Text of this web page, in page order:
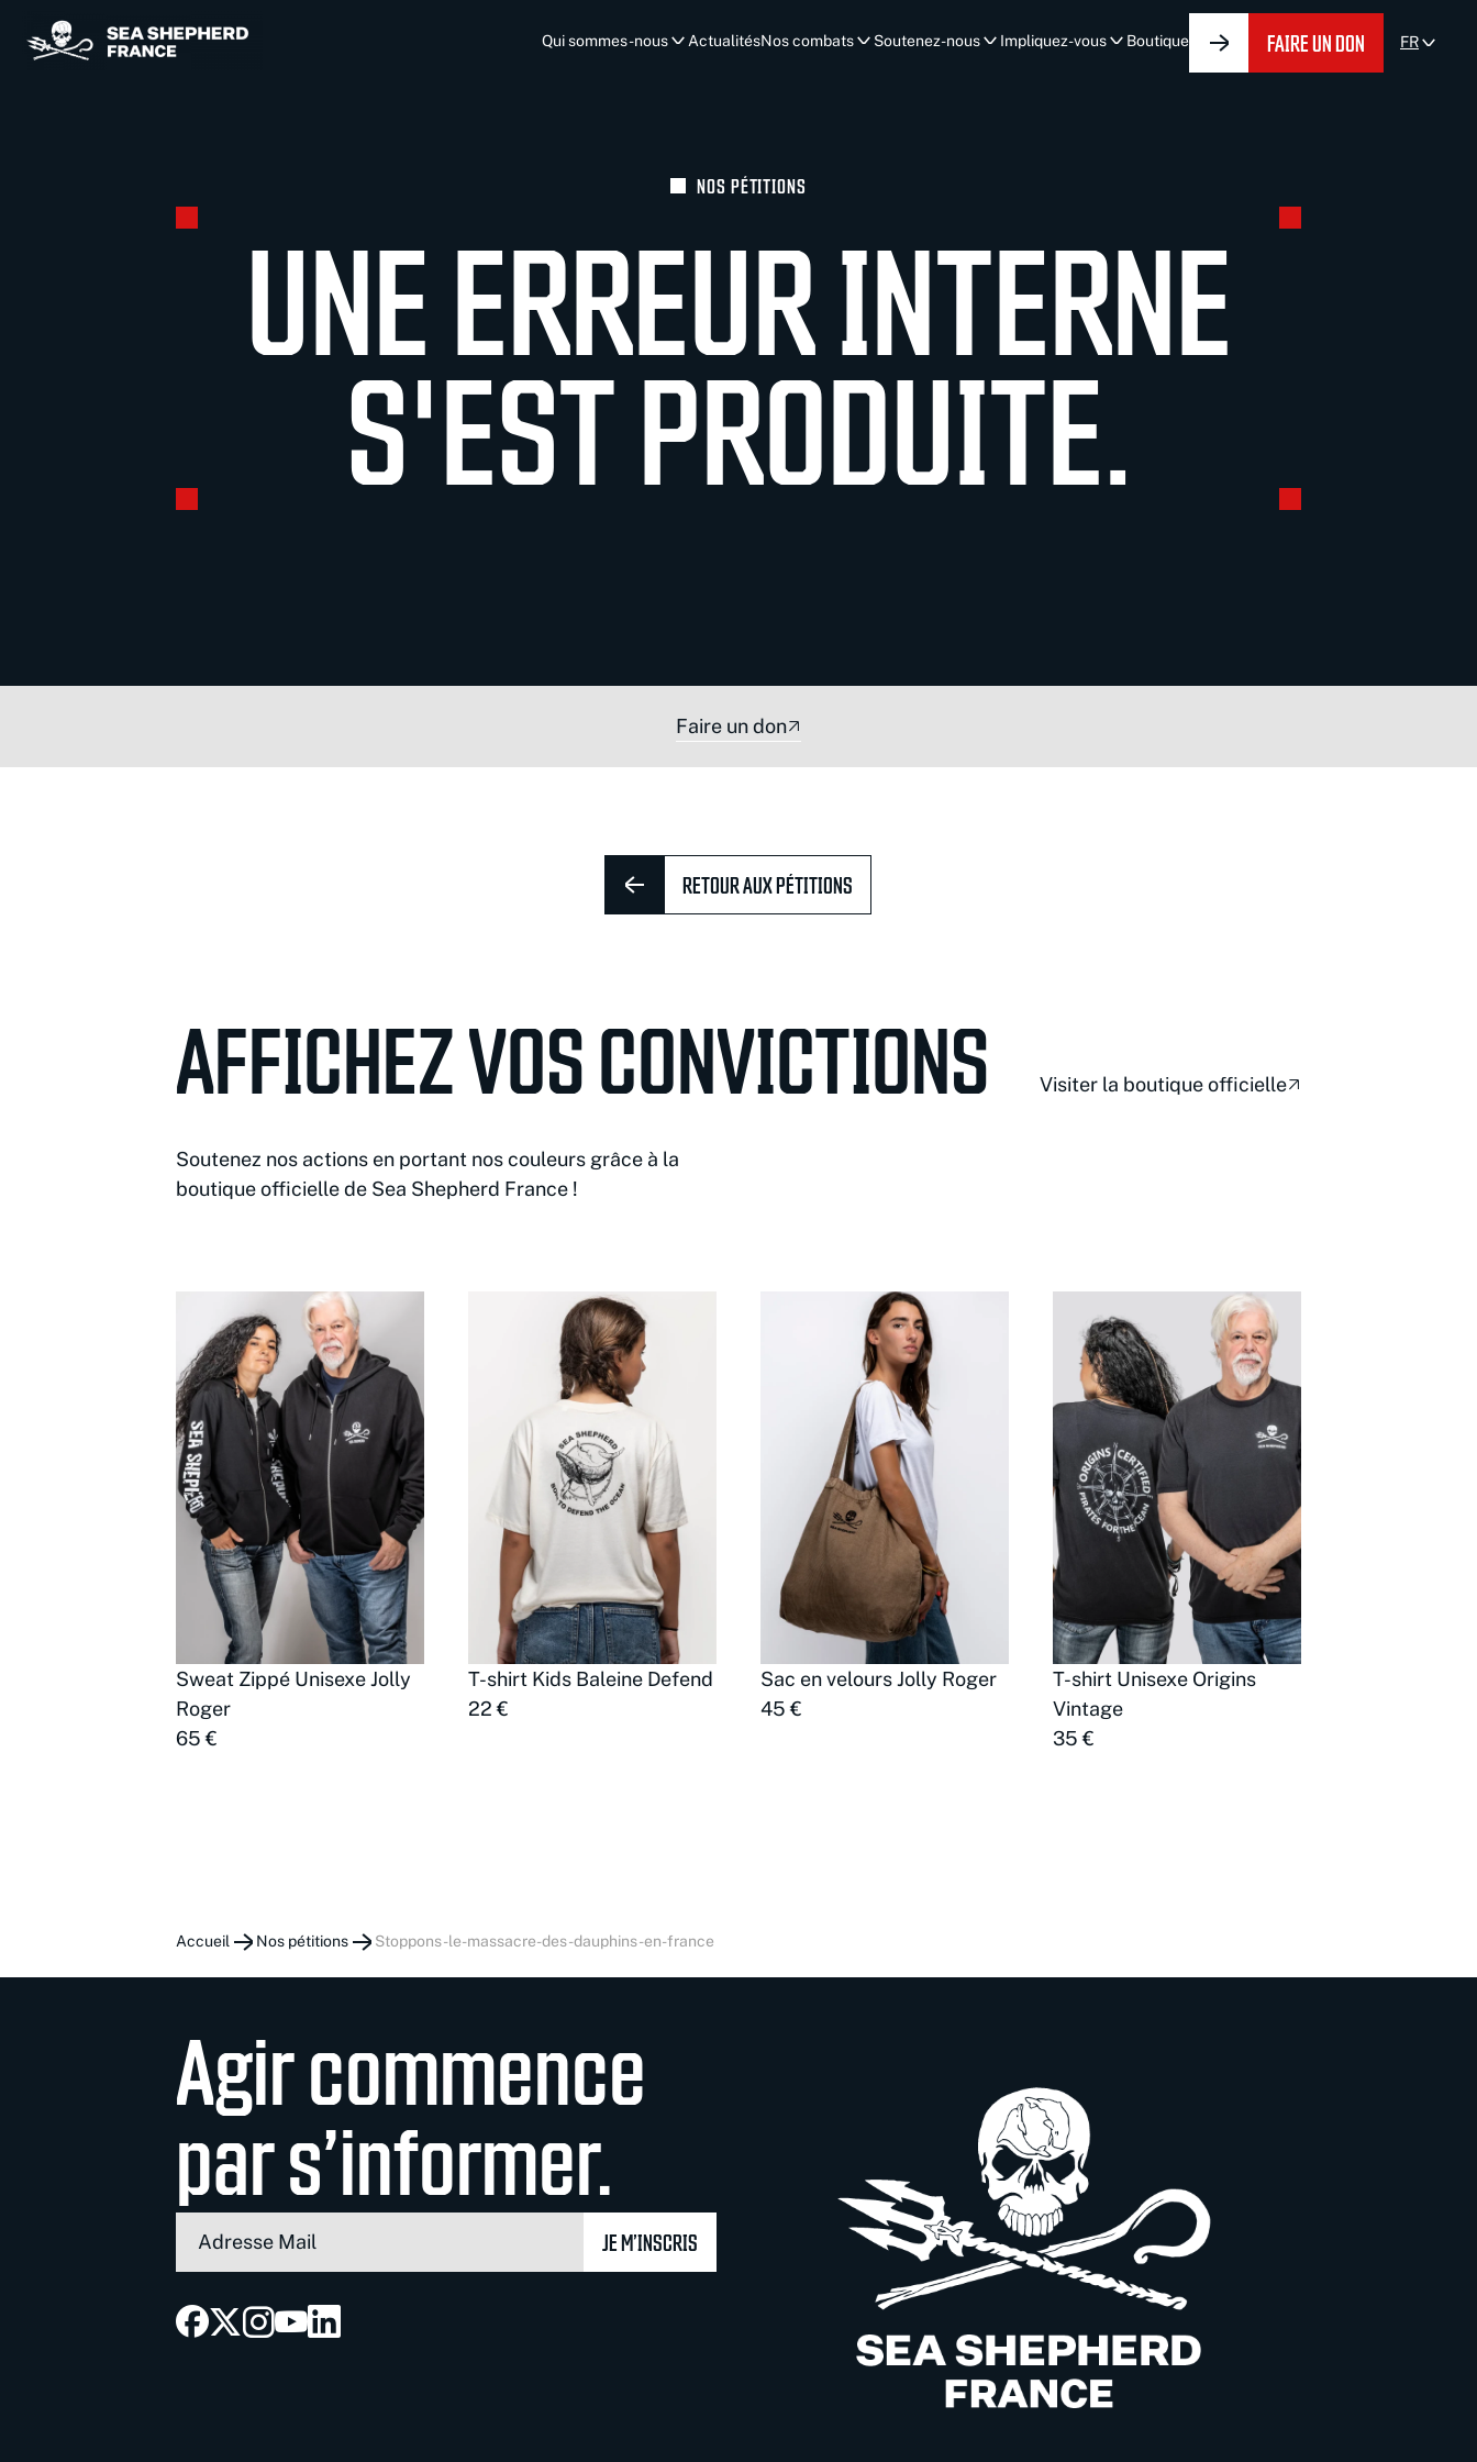
Qui sommes-nous ActualitésNos combats Soutenez-nous Impliquez-vous Boutique FAIRE UN DON FR
NOS PÉTITIONS
UNE ERREUR INTERNE
S'EST PRODUITE.
Faire un don
RETOUR AUX PÉTITIONS
AFFICHEZ VOS CONVICTIONS Visiter la boutique officielle
Soutenez nos actions en portant nos couleurs grâce à la
boutique officielle de Sea Shepherd France !
Sweat Zippé Unisexe Jolly
Roger
65 €
T-shirt Kids Baleine Defend
22 €
Sac en velours Jolly Roger
45 €
T-shirt Unisexe Origins
Vintage
35 €
Accueil Nos pétitions stoppons-le-massacre-des-dauphins-en-france
Agir commence
par s’informer.
JE M’INSCRIS
Panneau de gestion des cookies